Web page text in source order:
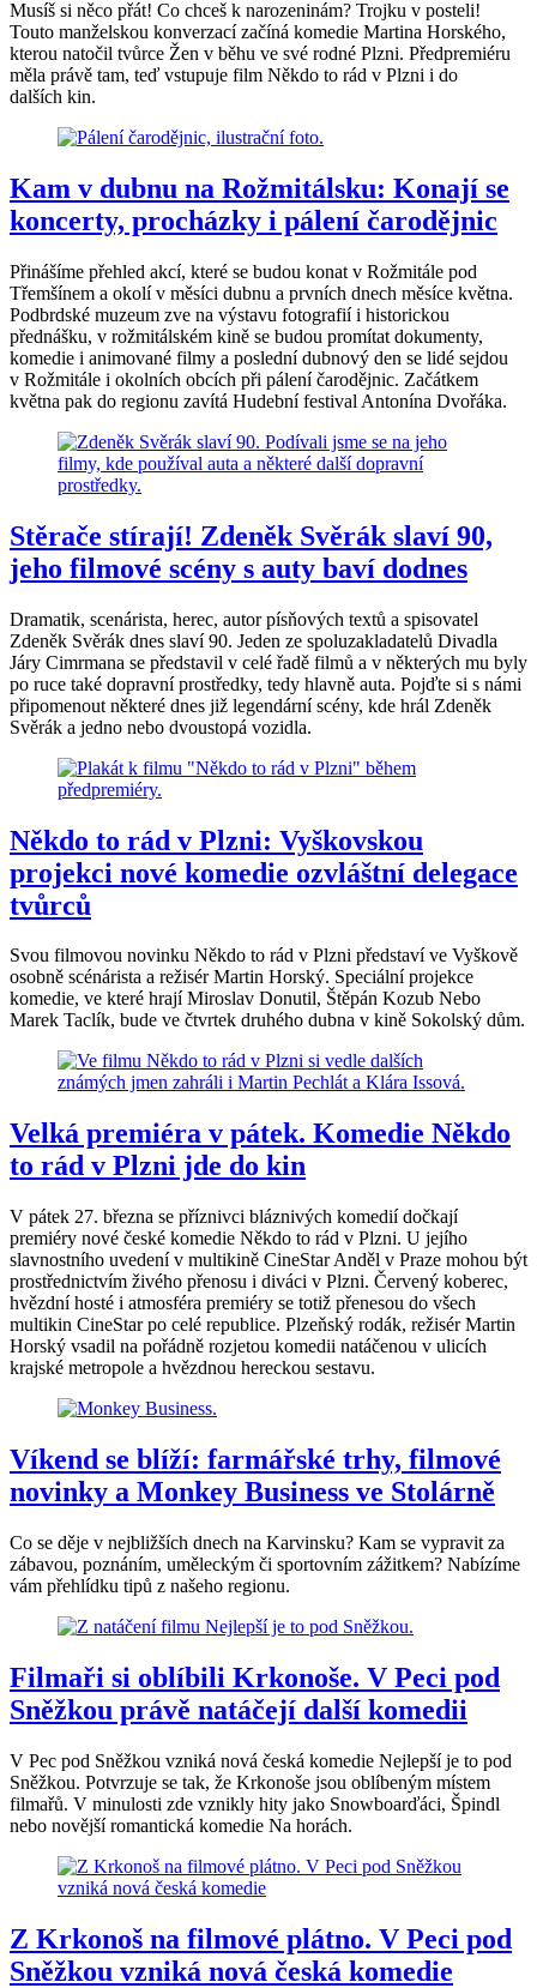
Musíš si něco přát! Co chceš k narozeninám? Trojku v posteli!
Touto manželskou konverzací začíná komedie Martina Horského,
kterou natočil tvůrce Žen v běhu ve své rodné Plzni. Předpremiéru
měla právě tam, teď vstupuje film Někdo to rád v Plzni i do
dalších kin.
Kam v dubnu na Rožmitálsku: Konají se
koncerty, procházky i pálení čarodějnic
Přinášíme přehled akcí, které se budou konat v Rožmitále pod
Třemšínem a okolí v měsíci dubnu a prvních dnech měsíce května.
Podbrdské muzeum zve na výstavu fotografií i historickou
přednášku, v rožmitálském kině se budou promítat dokumenty,
komedie i animované filmy a poslední dubnový den se lidé sejdou
v Rožmitále i okolních obcích při pálení čarodějnic. Začátkem
května pak do regionu zavítá Hudební festival Antonína Dvořáka.
Stěrače stírají! Zdeněk Svěrák slaví 90,
jeho filmové scény s auty baví dodnes
Dramatik, scenárista, herec, autor písňových textů a spisovatel
Zdeněk Svěrák dnes slaví 90. Jeden ze spoluzakladatelů Divadla
Járy Cimrmana se představil v celé řadě filmů a v některých mu byly
po ruce také dopravní prostředky, tedy hlavně auta. Pojďte si s námi
připomenout některé dnes již legendární scény, kde hrál Zdeněk
Svěrák a jedno nebo dvoustopá vozidla.
Někdo to rád v Plzni: Vyškovskou
projekci nové komedie ozvláštní delegace
tvůrců
Svou filmovou novinku Někdo to rád v Plzni představí ve Vyškově
osobně scénárista a režisér Martin Horský. Speciální projekce
komedie, ve které hrají Miroslav Donutil, Štěpán Kozub Nebo
Marek Taclík, bude ve čtvrtek druhého dubna v kině Sokolský dům.
Velká premiéra v pátek. Komedie Někdo
to rád v Plzni jde do kin
V pátek 27. března se příznivci bláznivých komedií dočkají
premiéry nové české komedie Někdo to rád v Plzni. U jejího
slavnostního uvedení v multikině CineStar Anděl v Praze mohou být
prostřednictvím živého přenosu i diváci v Plzni. Červený koberec,
hvězdní hosté i atmosféra premiéry se totiž přenesou do všech
multikin CineStar po celé republice. Plzeňský rodák, režisér Martin
Horský vsadil na pořádně rozjetou komedii natáčenou v ulicích
krajské metropole a hvězdnou hereckou sestavu.
Víkend se blíží: farmářské trhy, filmové
novinky a Monkey Business ve Stolárně
Co se děje v nejbližších dnech na Karvinsku? Kam se vypravit za
zábavou, poznáním, uměleckým či sportovním zážitkem? Nabízíme
vám přehlídku tipů z našeho regionu.
Filmaři si oblíbili Krkonoše. V Peci pod
Sněžkou právě natáčejí další komedii
V Pec pod Sněžkou vzniká nová česká komedie Nejlepší je to pod
Sněžkou. Potvrzuje se tak, že Krkonoše jsou oblíbeným místem
filmařů. V minulosti zde vznikly hity jako Snowboarďáci, Špindl
nebo novější romantická komedie Na horách.
Z Krkonoš na filmové plátno. V Peci pod
Sněžkou vzniká nová česká komedie